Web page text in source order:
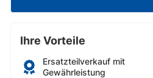
Ihre Vorteile
Ersatzteilverkauf mit
Gewährleistung